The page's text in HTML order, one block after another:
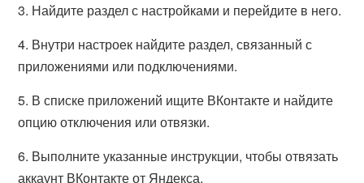
3. Найдите раздел с настройками и перейдите в него.
4. Внутри настроек найдите раздел, связанный с
приложениями или подключениями.
5. В списке приложений ищите ВКонтакте и найдите
опцию отключения или отвязки.
6. Выполните указанные инструкции, чтобы отвязать
аккаунт ВКонтакте от Яндекса.